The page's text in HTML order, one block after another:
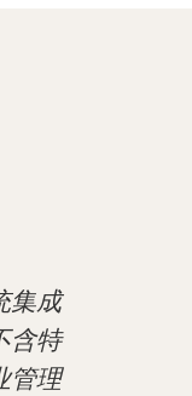
集成
含特
管理